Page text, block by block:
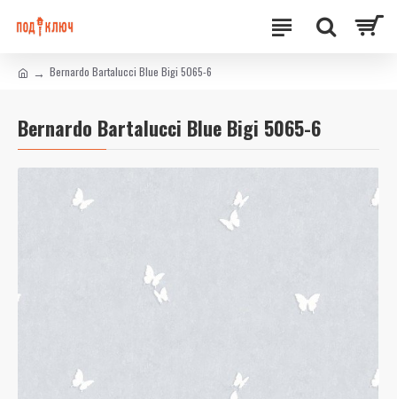
Bernardo Bartalucci Blue Bigi 5065-6
Bernardo Bartalucci Blue Bigi 5065-6